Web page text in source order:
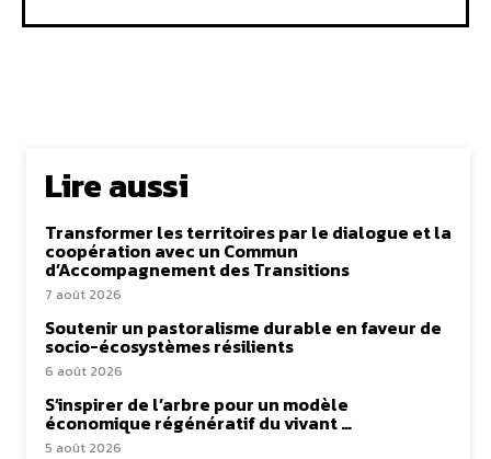
Lire aussi
Transformer les territoires par le dialogue et la
coopération avec un Commun
d’Accompagnement des Transitions
7 août 2026
Soutenir un pastoralisme durable en faveur de
socio-écosystèmes résilients
6 août 2026
S’inspirer de l’arbre pour un modèle
économique régénératif du vivant …
5 août 2026